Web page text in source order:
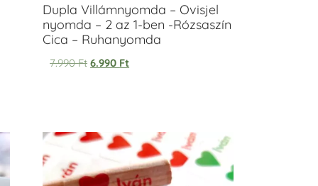
Dupla Villámnyomda – Ovisjel
nyomda – 2 az 1-ben -Rózsaszín
Cica – Ruhanyomda
7.990Ft 6.990 Ft